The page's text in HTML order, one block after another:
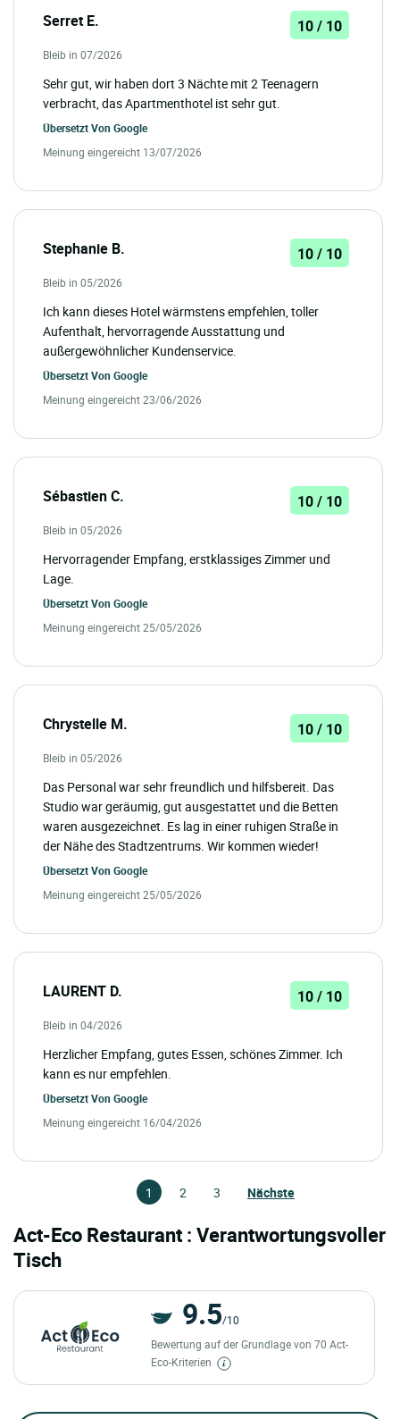
Serret E. 10 / 10
Bleib in 07/2026
Sehr gut, wir haben dort 3 Nächte mit 2 Teenagern
verbracht, das Apartmenthotel ist sehr gut.
Übersetzt Von Google
Meinung eingereicht 13/07/2026
Stephanie B. 10 / 10
Bleib in 05/2026
Ich kann dieses Hotel wärmstens empfehlen, toller
Aufenthalt, hervorragende Ausstattung und
außergewöhnlicher Kundenservice.
Übersetzt Von Google
Meinung eingereicht 23/06/2026
Sébastien C. 10 / 10
Bleib in 05/2026
Hervorragender Empfang, erstklassiges Zimmer und
Lage.
Übersetzt Von Google
Meinung eingereicht 25/05/2026
Chrystelle M. 10 / 10
Bleib in 05/2026
Das Personal war sehr freundlich und hilfsbereit. Das
Studio war geräumig, gut ausgestattet und die Betten
waren ausgezeichnet. Es lag in einer ruhigen Straße in
der Nähe des Stadtzentrums. Wir kommen wieder!
Übersetzt Von Google
Meinung eingereicht 25/05/2026
LAURENT D. 10 / 10
Bleib in 04/2026
Herzlicher Empfang, gutes Essen, schönes Zimmer. Ich
kann es nur empfehlen.
Übersetzt Von Google
Meinung eingereicht 16/04/2026
1 2 3 Nächste
Act-Eco Restaurant : Verantwortungsvoller
Tisch
9.5/10
Bewertung auf der Grundlage von 70 Act-
Eco-Kriterien